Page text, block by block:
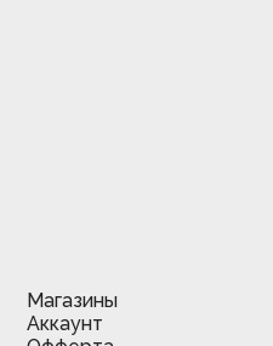
Магазины
Аккаунт